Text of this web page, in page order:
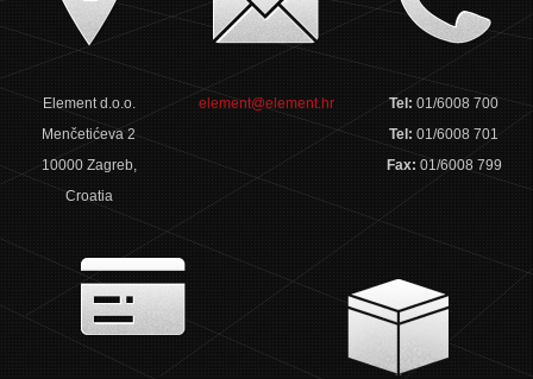
Element d.o.o.
Menčetićeva 2
10000 Zagreb,
Croatia
element@element.hr Tel:01/6008 700
Tel:01/6008 701
Fax: 01/6008 799